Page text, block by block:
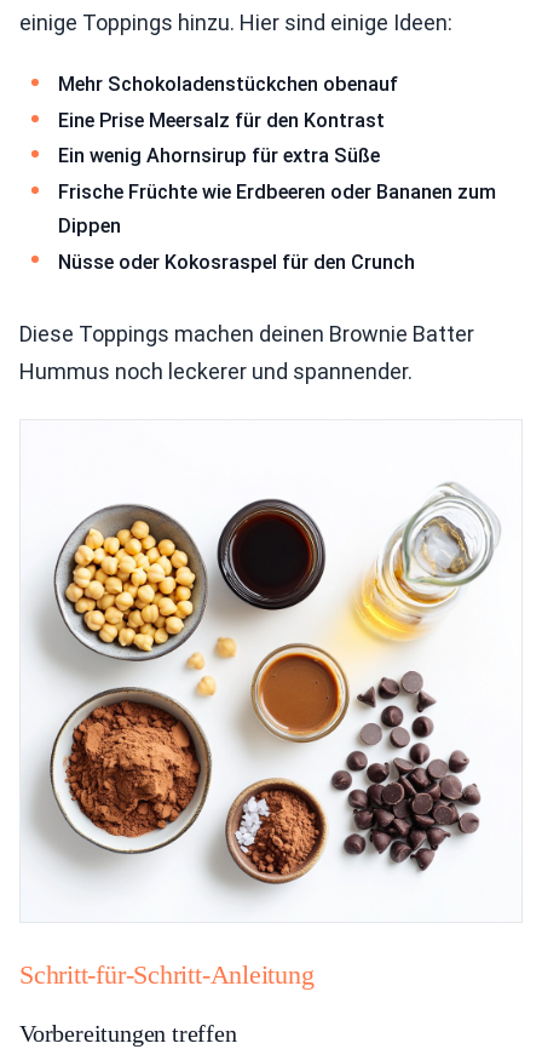
einige Toppings hinzu. Hier sind einige Ideen:
Mehr Schokoladenstückchen obenauf
Eine Prise Meersalz für den Kontrast
Ein wenig Ahornsirup für extra Süße
Frische Früchte wie Erdbeeren oder Bananen zum
Dippen
Nüsse oder Kokosraspel für den Crunch
Diese Toppings machen deinen Brownie Batter
Hummus noch leckerer und spannender.
Schritt-für-Schritt-Anleitung
Vorbereitungen treffen